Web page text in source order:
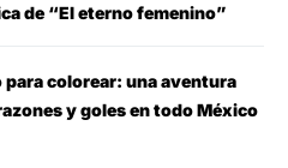
de “El eterno femenino”
para colorear: una aventura
y goles en todo México